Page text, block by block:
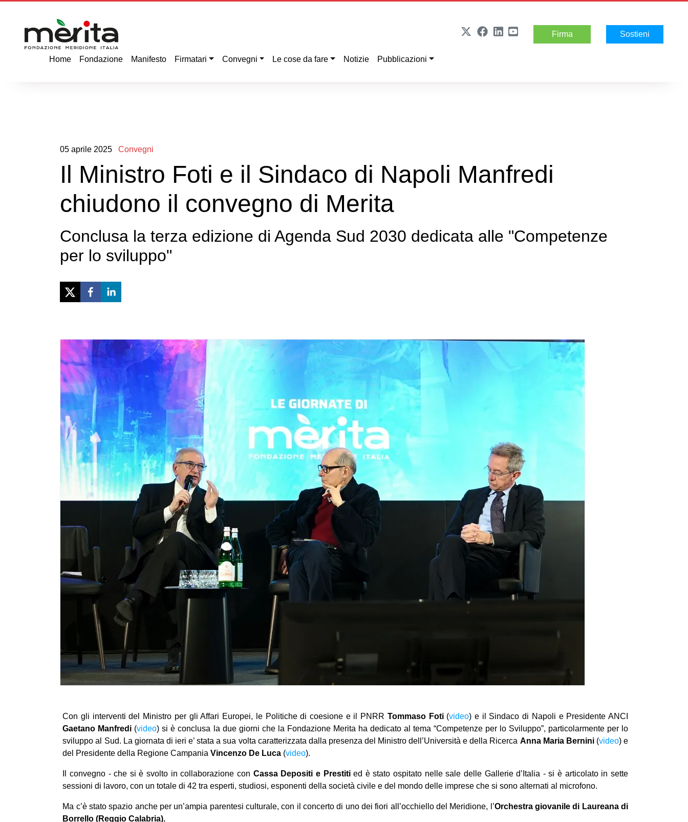
Firma Sostieni
Home Fondazione Manifesto Firmatari Convegni Le cose da fare Notizie Pubblicazioni
05 aprile 2025 Convegni
Il Ministro Foti e il Sindaco di Napoli Manfredi
chiudono il convegno di Merita
Conclusa la terza edizione di Agenda Sud 2030 dedicata alle "Competenze
per lo sviluppo"
Con gli interventi del Ministro per gli Affari Europei, le Politiche di coesione e il PNRR Tommaso Foti(video) e il Sindaco di Napoli e Presidente ANCI
Gaetano Manfredi (video) si è conclusa la due giorni che la Fondazione Merita ha dedicato al tema “Competenze per lo Sviluppo”, particolarmente per lo
sviluppo al Sud. La giornata di ieri e’ stata a sua volta caratterizzata dalla presenza del Ministro dell’Università e della Ricerca Anna Maria Bernini(video) e
del Presidente della Regione CampaniaVincenzo De Luca (video).
Il convegno - che si è svolto in collaborazione con Cassa Depositi e Prestitied è stato ospitato nelle sale delle Gallerie d’Italia - si è articolato in sette
sessioni di lavoro, con un totale di 42 tra esperti, studiosi, esponenti della società civile e del mondo delle imprese che si sono alternati al microfono.
Ma c’è stato spazio anche per un’ampia parentesi culturale, con il concerto di uno dei fiori all’occhiello del Meridione, l’Orchestra giovanile di Laureana di
Borrello (Reggio Calabria).